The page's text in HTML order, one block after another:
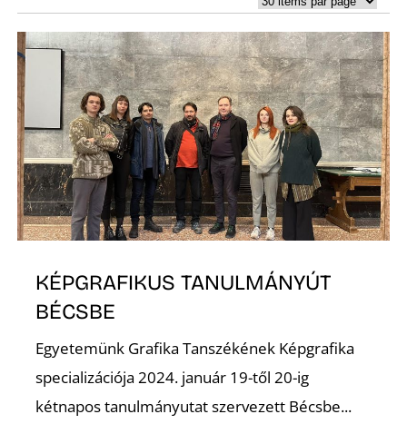
KÉPGRAFIKUS TANULMÁNYÚT
BÉCSBE
Egyetemünk Grafika Tanszékének Képgrafika
specializációja 2024. január 19-től 20-ig
kétnapos tanulmányutat szervezett Bécsbe...